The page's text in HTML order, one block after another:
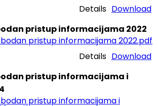
Download
Details
pristup informacijama 2022
pristup informacijama 2022.pdf
Download
Details
pristup informacijama i
pristup informacijama i